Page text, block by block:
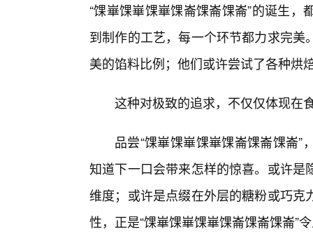
“馃崋馃崋馃崋馃崙馃崙馃崙”的诞生
到制作的工艺，每一个环节都力求完
美的馅料比例；他们或许尝试了各种烘
这种对极致的追求，不仅仅体现
品尝“馃崋馃崋馃崋馃崙馃崙馃崙
知道下一口会带来怎样的惊喜。或许
维度；或许是点缀在外层的糖粉或巧
性，正是“馃崋馃崋馃崋馃崙馃崙馃崙”